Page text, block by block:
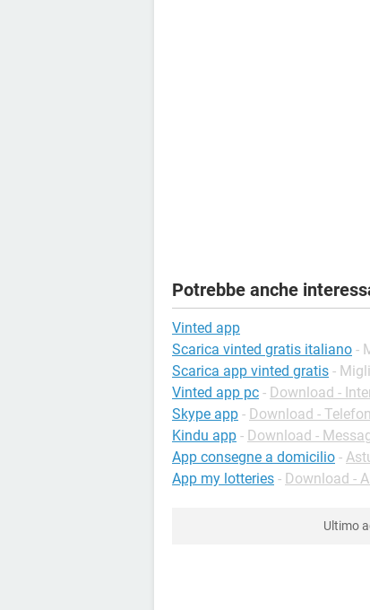
Potrebbe anche
Vinted app
Scarica vinted gratis italiano -
Scarica app vinted gratis -
Vinted app pc - Download -
Skype app - Download -
Kindu app - Download -
App consegne a domicilio -
App my lotteries - Download -
Ultimo